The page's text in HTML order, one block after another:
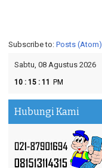
Subscribe to: Posts (Atom)
Sabtu, 08 Agustus 2026
10 : 15 : 12 PM
Hubungi Kami